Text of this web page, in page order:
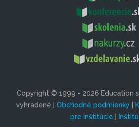
Copyright © 1999 - 2026 Education
vyhradené | Obchodné podmienky |
pre inštitúcie |